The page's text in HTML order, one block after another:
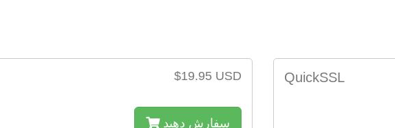
$19.95 USD
سفارش دهید
QuickSSL